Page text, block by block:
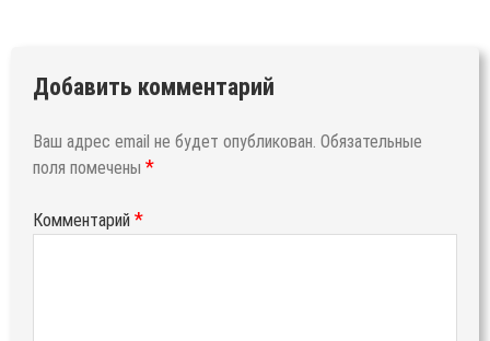
Добавить комментарий
Ваш адрес email не будет опубликован. Обязательные
поля помечены *
Комментарий *